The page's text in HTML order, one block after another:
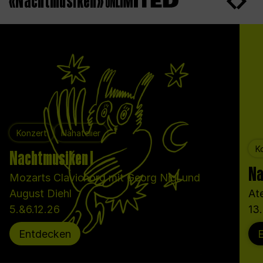
Konzert Nähatelier
Nachtmusiken I
Mozarts Clavichord mit Georg Nigl und
August Diehl
5.&6.12.26
Entdecken